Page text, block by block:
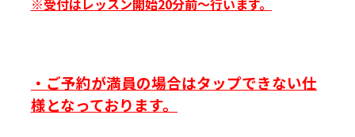
※受付はレッスン開始20分前〜行います。
・ご予約が満員の場合はタップできない仕
様となっております。